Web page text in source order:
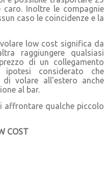
Inoltre le compagnie
caso le coincidenze e la
low cost significa da
raggiungere qualsiasi
di un collegamento
ipotesi considerato che
volare all'estero anche
al bar.
affrontare qualche piccolo
COST